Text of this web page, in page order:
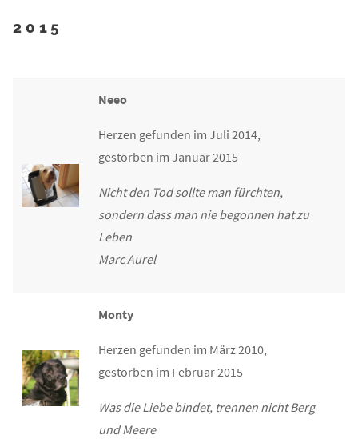
2015
Neeo
Herzen gefunden im Juli 2014,
gestorben im Januar 2015
Nicht den Tod sollte man fürchten,
sondern dass man nie begonnen hat zu
Leben
Marc Aurel
Monty
Herzen gefunden im März 2010,
gestorben im Februar 2015
Was die Liebe bindet, trennen nicht Berg
und Meere